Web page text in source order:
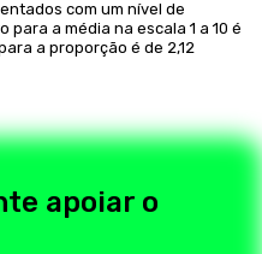
com um nível de
para a média na escala 1 a 10 é
a proporção é de 2,12
apoiar o